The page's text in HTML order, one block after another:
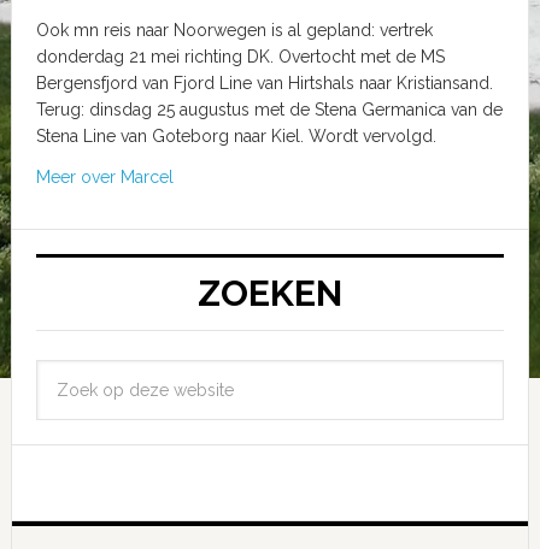
Ook mn reis naar Noorwegen is al gepland: vertrek
donderdag 21 mei richting DK. Overtocht met de MS
Bergensfjord van Fjord Line van Hirtshals naar Kristiansand.
Terug: dinsdag 25 augustus met de Stena Germanica van de
Stena Line van Goteborg naar Kiel. Wordt vervolgd.
Meer over Marcel
ZOEKEN